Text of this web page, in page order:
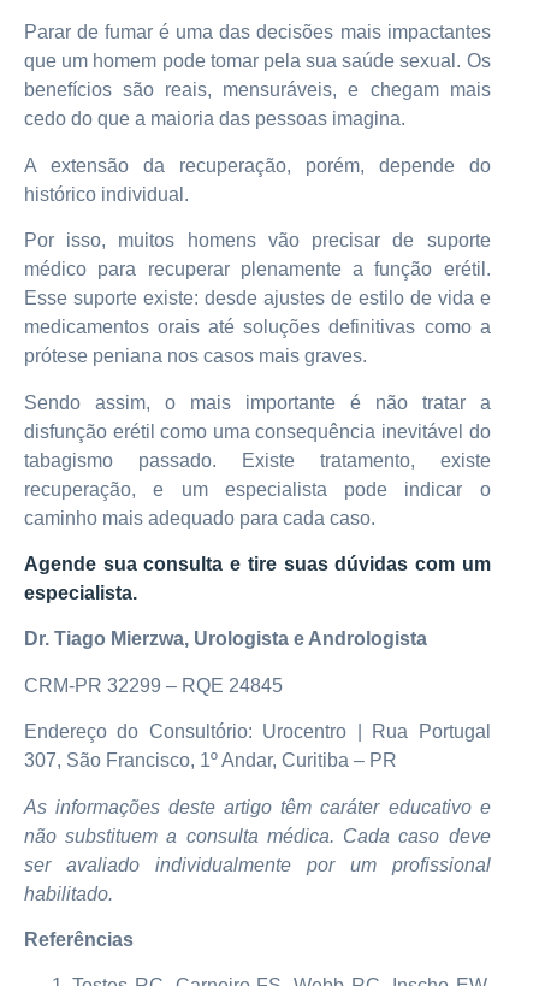
Parar de fumar é uma das decisões mais impactantes
que um homem pode tomar pela sua saúde sexual. Os
benefícios são reais, mensuráveis, e chegam mais
cedo do que a maioria das pessoas imagina.
A extensão da recuperação, porém, depende do
histórico individual.
Por isso, muitos homens vão precisar de suporte
médico para recuperar plenamente a função erétil.
Esse suporte existe: desde ajustes de estilo de vida e
medicamentos orais até soluções definitivas como a
prótese peniana nos casos mais graves.
Sendo assim, o mais importante é não tratar a
disfunção erétil como uma consequência inevitável do
tabagismo passado. Existe tratamento, existe
recuperação, e um especialista pode indicar o
caminho mais adequado para cada caso.
Agende sua consulta e tire suas dúvidas com um
especialista.
Dr. Tiago Mierzwa, Urologista e Andrologista
CRM-PR 32299 – RQE 24845
Endereço do Consultório: Urocentro | Rua Portugal
307, São Francisco, 1º Andar, Curitiba – PR
As informações deste artigo têm caráter educativo e
não substituem a consulta médica. Cada caso deve
ser avaliado individualmente por um profissional
habilitado.
Referências